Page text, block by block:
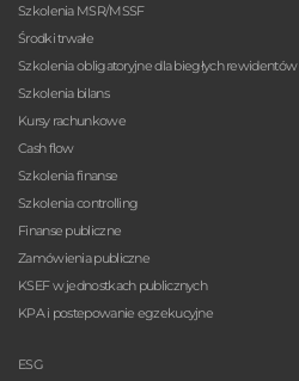
Szkolenia MSR/MSSF
Środki trwałe
Szkolenia obligatoryjne dla biegłych rewidentów
Szkolenia bilans
Kursy rachunkowe
Cash flow
Szkolenia finanse
Szkolenia controlling
Finanse publiczne
Zamówienia publiczne
KSEF w jednostkach publicznych
KPA i postepowanie egzekucyjne
ESG